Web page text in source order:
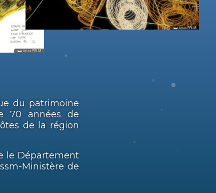
du patrimoine
70 années de
de la région
le Département
Ministère de